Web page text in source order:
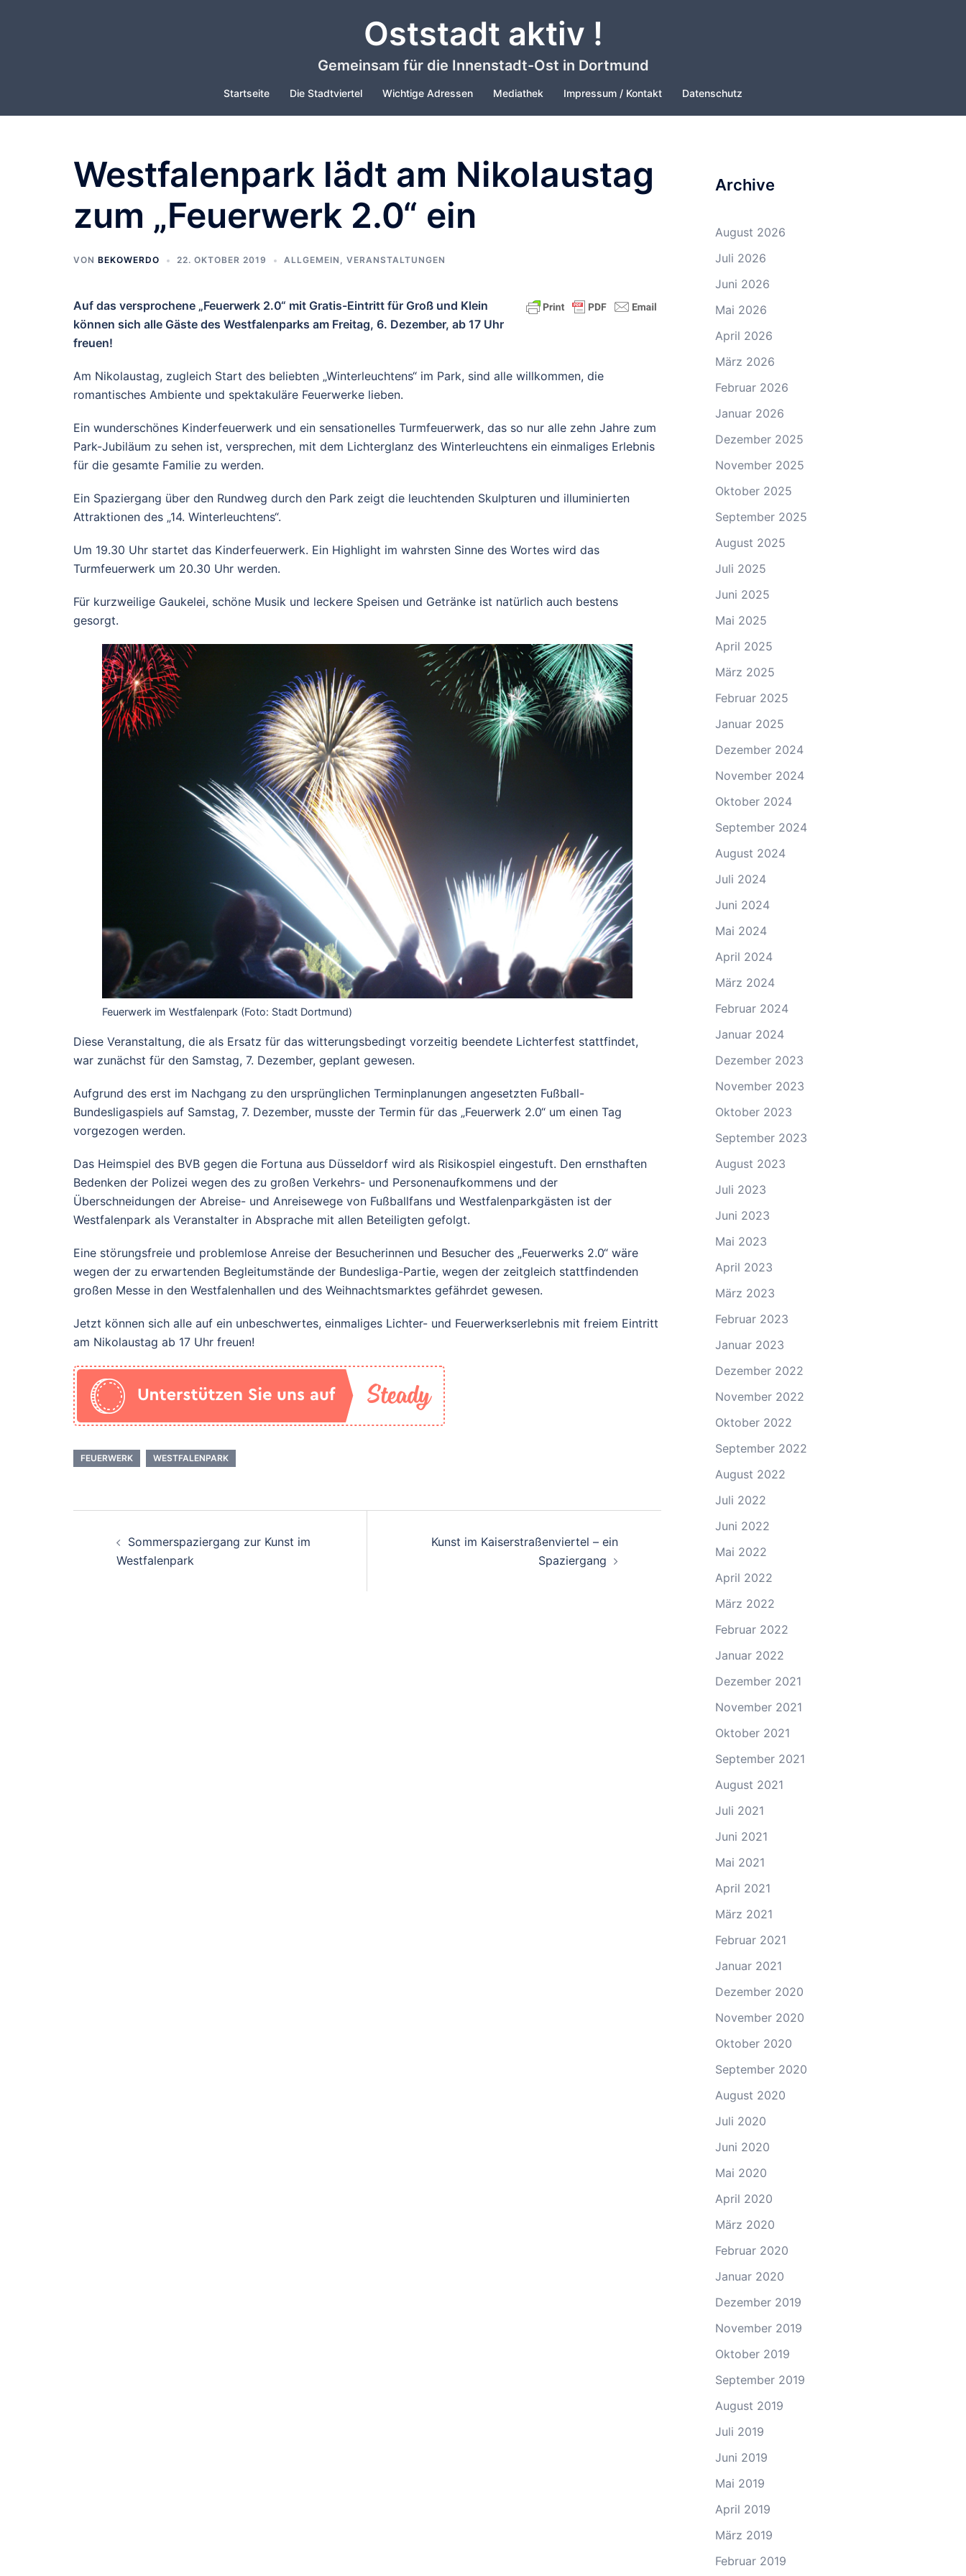
Oststadt aktiv !
Gemeinsam für die Innenstadt-Ost in Dortmund
Startseite Die Stadtviertel Wichtige Adressen Mediathek Impressum / Kontakt Datenschutz
Westfalenpark lädt am Nikolaustag
zum „Feuerwerk 2.0“ ein
VON BEKOWERDO 22. OKTOBER 2019 ALLGEMEIN , VERANSTALTUNGEN
Auf das versprochene „Feuerwerk 2.0“ mit Gratis-Eintritt für Groß und Klein
können sich alle Gäste des Westfalenparks am Freitag, 6. Dezember, ab 17 Uhr
freuen!
Am Nikolaustag, zugleich Start des beliebten „Winterleuchtens“ im Park, sind alle willkommen, die
romantisches Ambiente und spektakuläre Feuerwerke lieben.
Ein wunderschönes Kinderfeuerwerk und ein sensationelles Turmfeuerwerk, das so nur alle zehn Jahre zum
Park-Jubiläum zu sehen ist, versprechen, mit dem Lichterglanz des Winterleuchtens ein einmaliges Erlebnis
für die gesamte Familie zu werden.
Ein Spaziergang über den Rundweg durch den Park zeigt die leuchtenden Skulpturen und illuminierten
Attraktionen des „14. Winterleuchtens“.
Um 19.30 Uhr startet das Kinderfeuerwerk. Ein Highlight im wahrsten Sinne des Wortes wird das
Turmfeuerwerk um 20.30 Uhr werden.
Für kurzweilige Gaukelei, schöne Musik und leckere Speisen und Getränke ist natürlich auch bestens
gesorgt.
Feuerwerk im Westfalenpark (Foto: Stadt Dortmund)
Diese Veranstaltung, die als Ersatz für das witterungsbedingt vorzeitig beendete Lichterfest stattfindet,
war zunächst für den Samstag, 7. Dezember, geplant gewesen.
Aufgrund des erst im Nachgang zu den ursprünglichen Terminplanungen angesetzten Fußball-
Bundesligaspiels auf Samstag, 7. Dezember, musste der Termin für das „Feuerwerk 2.0“ um einen Tag
vorgezogen werden.
Das Heimspiel des BVB gegen die Fortuna aus Düsseldorf wird als Risikospiel eingestuft. Den ernsthaften
Bedenken der Polizei wegen des zu großen Verkehrs- und Personenaufkommens und der
Überschneidungen der Abreise- und Anreisewege von Fußballfans und Westfalenparkgästen ist der
Westfalenpark als Veranstalter in Absprache mit allen Beteiligten gefolgt.
Eine störungsfreie und problemlose Anreise der Besucherinnen und Besucher des „Feuerwerks 2.0“ wäre
wegen der zu erwartenden Begleitumstände der Bundesliga-Partie, wegen der zeitgleich stattfindenden
großen Messe in den Westfalenhallen und des Weihnachtsmarktes gefährdet gewesen.
Jetzt können sich alle auf ein unbeschwertes, einmaliges Lichter- und Feuerwerkserlebnis mit freiem Eintritt
am Nikolaustag ab 17 Uhr freuen!
FEUERWERK WESTFALENPARK
Beitrags-
Navigation
Sommerspaziergang zur Kunst im
Westfalenpark
Kunst im Kaiserstraßenviertel – ein
Spaziergang
Archive
August 2026
Juli 2026
Juni 2026
Mai 2026
April 2026
März 2026
Februar 2026
Januar 2026
Dezember 2025
November 2025
Oktober 2025
September 2025
August 2025
Juli 2025
Juni 2025
Mai 2025
April 2025
März 2025
Februar 2025
Januar 2025
Dezember 2024
November 2024
Oktober 2024
September 2024
August 2024
Juli 2024
Juni 2024
Mai 2024
April 2024
März 2024
Februar 2024
Januar 2024
Dezember 2023
November 2023
Oktober 2023
September 2023
August 2023
Juli 2023
Juni 2023
Mai 2023
April 2023
März 2023
Februar 2023
Januar 2023
Dezember 2022
November 2022
Oktober 2022
September 2022
August 2022
Juli 2022
Juni 2022
Mai 2022
April 2022
März 2022
Februar 2022
Januar 2022
Dezember 2021
November 2021
Oktober 2021
September 2021
August 2021
Juli 2021
Juni 2021
Mai 2021
April 2021
März 2021
Februar 2021
Januar 2021
Dezember 2020
November 2020
Oktober 2020
September 2020
August 2020
Juli 2020
Juni 2020
Mai 2020
April 2020
März 2020
Februar 2020
Januar 2020
Dezember 2019
November 2019
Oktober 2019
September 2019
August 2019
Juli 2019
Juni 2019
Mai 2019
April 2019
März 2019
Februar 2019